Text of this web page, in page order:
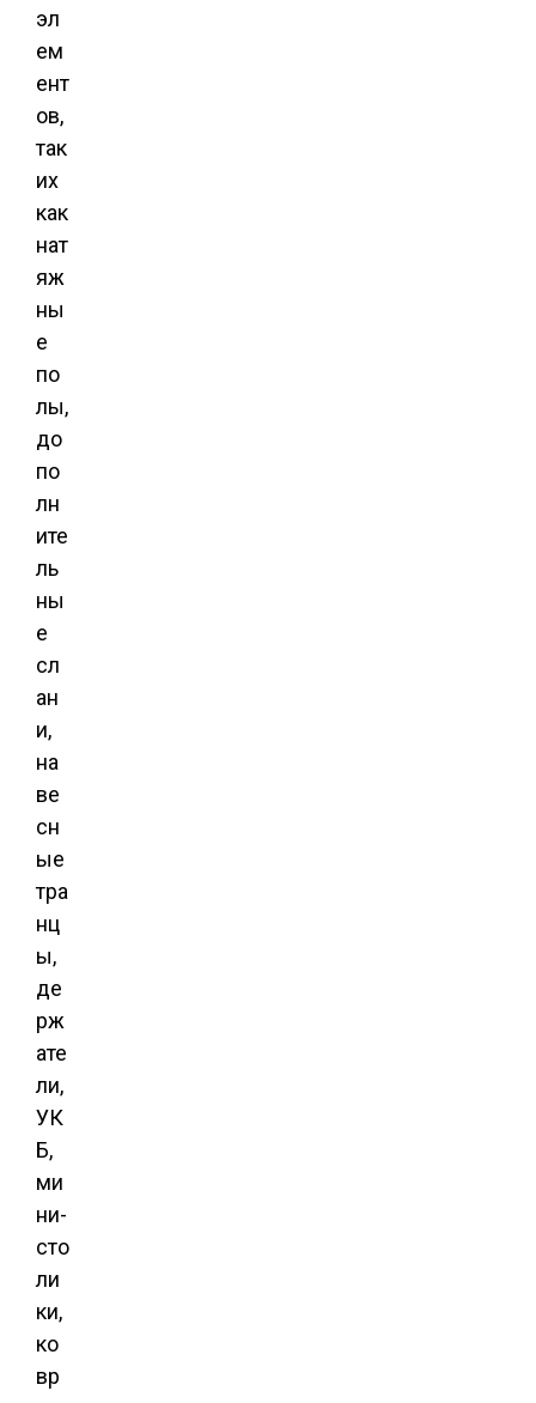
эл
ем
ент
ов,
так
их
как
нат
яж
ны
е
по
лы,
до
по
лн
ите
ль
ны
е
сл
ан
и,
на
ве
сн
ые
тра
нц
ы,
де
рж
ате
ли,
УК
Б,
ми
ни-
сто
ли
ки,
ко
вр